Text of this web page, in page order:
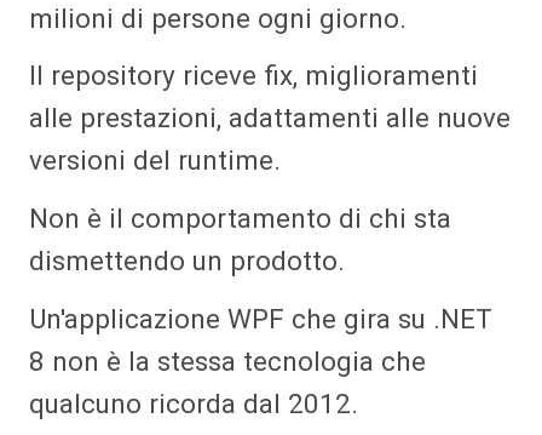
milioni di persone ogni giorno.
Il repository riceve fix, miglioramenti
alle prestazioni, adattamenti alle nuove
versioni del runtime.
Non è il comportamento di chi sta
dismettendo un prodotto.
Un'applicazione WPF che gira su .NET
8 non è la stessa tecnologia che
qualcuno ricorda dal 2012.